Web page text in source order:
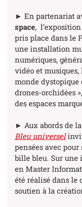
► En partenariat
space, l’exposition
pris place dans le
une installation
numériques,
vidéo et musiques,
monde
drones-orchidées
des espaces
► Aux abords de
Bleu universel
pensées avec
bille bleu. Sur une
en Master
été réalisé dans le
soutien à la